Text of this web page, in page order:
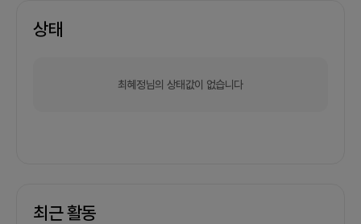
상태
최혜정님의 상태값이 없습니다
최근 활동